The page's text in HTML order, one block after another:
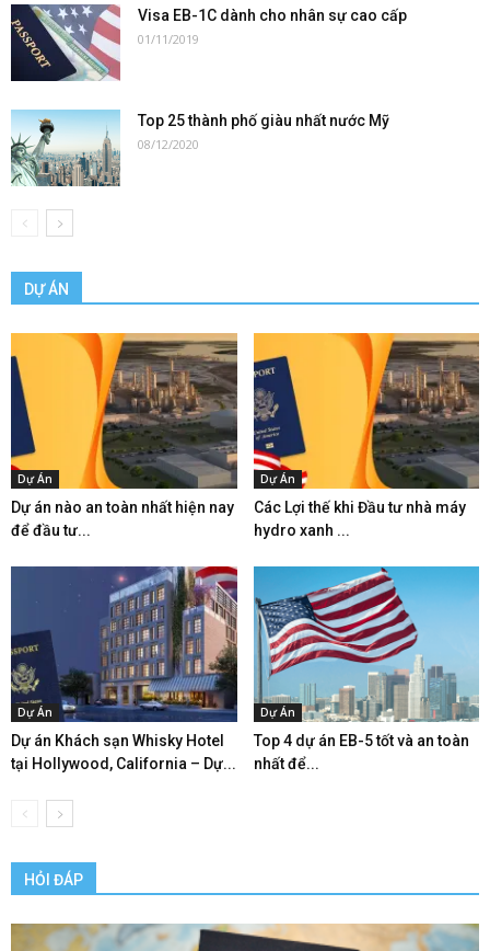
Visa EB-1C dành cho nhân sự cao cấp
01/11/2019
Top 25 thành phố giàu nhất nước Mỹ
08/12/2020
DỰ ÁN
Dự Án
Dự án nào an toàn nhất hiện nay
để đầu tư...
Dự Án
Các Lợi thế khi Đầu tư nhà máy
hydro xanh ...
Dự Án
Dự án Khách sạn Whisky Hotel
tại Hollywood, California – Dự...
Dự Án
Top 4 dự án EB-5 tốt và an toàn
nhất để...
HỎI ĐÁP